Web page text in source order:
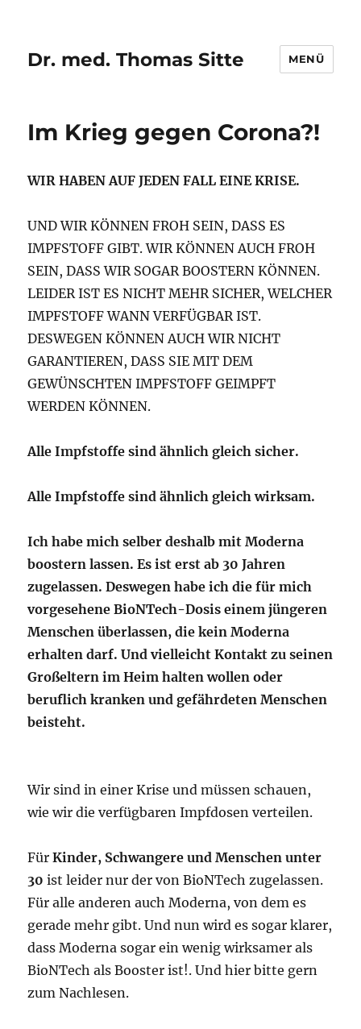
Dr. med. Thomas Sitte MENÜ
Im Krieg gegen Corona?!
WIR HABEN AUF JEDEN FALL EINE KRISE.
UND WIR KÖNNEN FROH SEIN, DASS ES
IMPFSTOFF GIBT. WIR KÖNNEN AUCH FROH
SEIN, DASS WIR SOGAR BOOSTERN KÖNNEN.
LEIDER IST ES NICHT MEHR SICHER, WELCHER
IMPFSTOFF WANN VERFÜGBAR IST.
DESWEGEN KÖNNEN AUCH WIR NICHT
GARANTIEREN, DASS SIE MIT DEM
GEWÜNSCHTEN IMPFSTOFF GEIMPFT
WERDEN KÖNNEN.
Alle Impfstoffe sind ähnlich gleich sicher.
Alle Impfstoffe sind ähnlich gleich wirksam.
Ich habe mich selber deshalb mit Moderna
boostern lassen. Es ist erst ab 30 Jahren
zugelassen. Deswegen habe ich die für mich
vorgesehene BioNTech-Dosis einem jüngeren
Menschen überlassen, die kein Moderna
erhalten darf. Und vielleicht Kontakt zu seinen
Großeltern im Heim halten wollen oder
beruflich kranken und gefährdeten Menschen
beisteht.
Wir sind in einer Krise und müssen schauen,
wie wir die verfügbaren Impfdosen verteilen.
FürKinder, Schwangere und Menschen unter
30 ist leider nur der von BioNTech zugelassen.
Für alle anderen auch Moderna, von dem es
gerade mehr gibt. Und nun wird es sogar klarer,
dass Moderna sogar ein wenig wirksamer als
BioNTech als Booster ist!. Und hier bitte gern
zum Nachlesen.